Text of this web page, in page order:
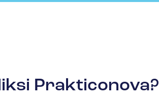
Prakticonova?